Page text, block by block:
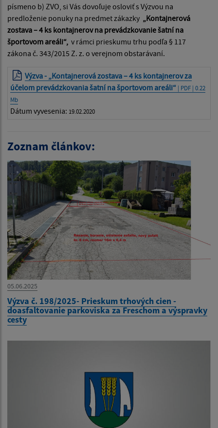
písmeno b) ZVO, si Vás dovoľuje osloviť s Výzvou na
predloženie ponuky na predmet zákazky „Kontajnerová
zostava – 4 ks kontajnerov na prevádzkovanie šatní na
športovom areáli“, v rámci prieskumu trhu podľa § 117
zákona č. 343/2015 Z. z. o verejnom obstarávaní.
Výzva - „Kontajnerová zostava – 4 ks kontajnerov za
účelom prevádzkovania šatní na športovom areáli“ | PDF | 0.22
Mb
Dátum vyvesenia: 19.02.2020
Zoznam článkov:
05.06.2025
Výzva č. 198/2025- Prieskum trhových cien -
doasfaltovanie parkoviska za Freschom a výspravky
cesty